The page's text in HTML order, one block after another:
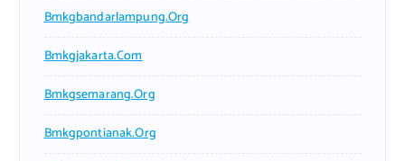
Bmkgbandarlampung.org
Bmkgjakarta.com
Bmkgsemarang.org
Bmkgpontianak.org